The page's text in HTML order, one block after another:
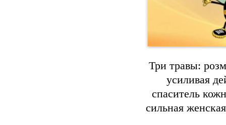
Три травы:
усиливая
спаситель
сильная